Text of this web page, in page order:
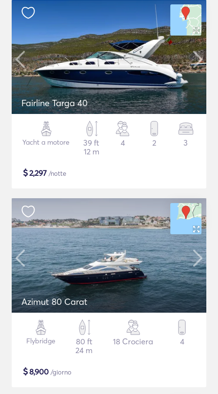
Fairline Targa 40
Yacht a motore
39 ft
12 m
4 2 3
$2,297 /notte
Azimut 80 Carat
Flybridge
80 ft
24 m
18 Crociera 4
$8,900 /giorno